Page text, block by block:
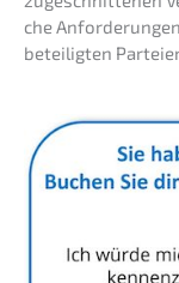
che
betei­lig­ten